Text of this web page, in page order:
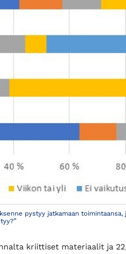
pystyy jatkamaan
kriittiset materiaalit ja